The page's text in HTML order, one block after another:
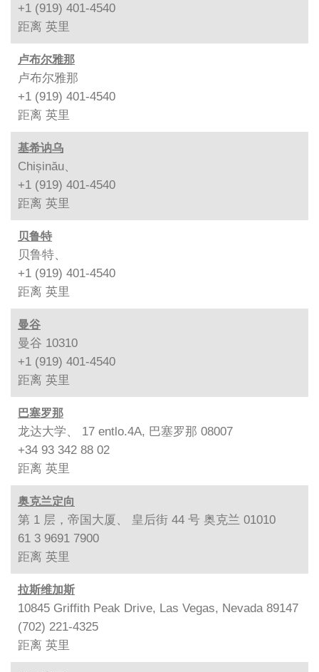
+1 (919) 401-4540
距离 英里
卢布尔雅那
卢布尔雅那
+1 (919) 401-4540
距离 英里
基希讷乌
Chișinău、
+1 (919) 401-4540
距离 英里
贝鲁特
贝鲁特、
+1 (919) 401-4540
距离 英里
曼谷
曼谷 10310
+1 (919) 401-4540
距离 英里
巴塞罗那
龙达大学、 17 entlo.4A, 巴塞罗那 08007
+34 93 342 88 02
距离 英里
奥克兰定向
第 1 层，帝国大厦、 皇后街 44 号 奥克兰 01010
61 3 9691 7900
距离 英里
拉斯维加斯
10845 Griffith Peak Drive, Las Vegas, Nevada 89147
(702) 221-4325
距离 英里